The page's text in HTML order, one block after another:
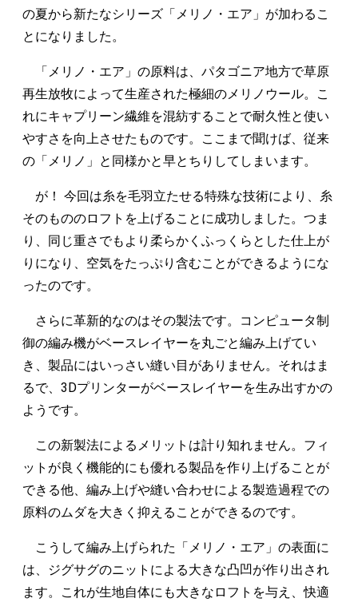
の夏から新たなシリーズ「メリノ・エア」が加わるこ
とになりました。
「メリノ・エア」の原料は、パタゴニア地方で草原
再生放牧によって生産された極細のメリノウール。こ
れにキャプリーン繊維を混紡することで耐久性と使い
やすさを向上させたものです。ここまで聞けば、従来
の「メリノ」と同様かと早とちりしてしまいます。
が！ 今回は糸を毛羽立たせる特殊な技術により、糸
そのもののロフトを上げることに成功しました。つま
り、同じ重さでもより柔らかくふっくらとした仕上が
りになり、空気をたっぷり含むことができるようにな
ったのです。
さらに革新的なのはその製法です。コンピュータ制
御の編み機がベースレイヤーを丸ごと編み上げてい
き、製品にはいっさい縫い目がありません。それはま
るで、3Dプリンターがベースレイヤーを生み出すかの
ようです。
この新製法によるメリットは計り知れません。フィ
ットが良く機能的にも優れる製品を作り上げることが
できる他、編み上げや縫い合わせによる製造過程での
原料のムダを大きく抑えることができるのです。
こうして編み上げられた「メリノ・エア」の表面に
は、ジグサグのニットによる大きな凸凹が作り出され
ます。これが生地自体にも大きなロフトを与え、快適